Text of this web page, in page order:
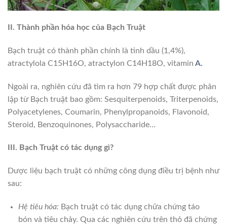
II. Thành phần hóa học của Bạch Truật
Bạch truật có thành phần chính là tinh dầu (1,4%),
atractylola C15H16O, atractylon C14H18O, vitamin A.
Ngoài ra, nghiên cứu đã tìm ra hơn 79 hợp chất được phân
lập từ Bạch truật bao gồm: Sesquiterpenoids, Triterpenoids,
Polyacetylenes, Coumarin, Phenylpropanoids, Flavonoid,
Steroid, Benzoquinones, Polysaccharide…
III. Bạch Truật có tác dụng gì?
Dược liệu bạch truật có những công dụng điều trị bệnh như
sau:
Hệ tiêu hóa: Bạch truật có tác dụng chữa chứng táo
bón và tiêu chảy. Qua các nghiên cứu trên thỏ đã chứng